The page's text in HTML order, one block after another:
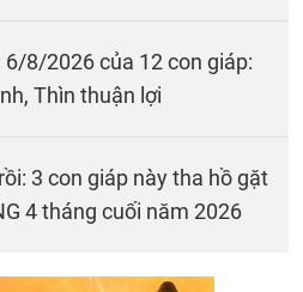
8/2026 của 12 con giáp:
Thìn thuận lợi
3 con giáp này tha hồ gặt
4 tháng cuối năm 2026